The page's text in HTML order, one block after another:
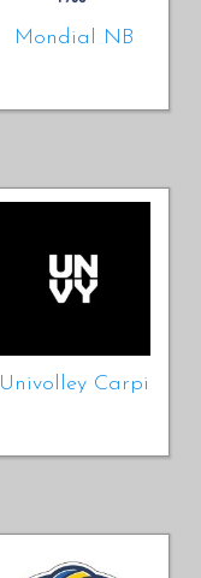
Mondial NB
Univolley Carpi